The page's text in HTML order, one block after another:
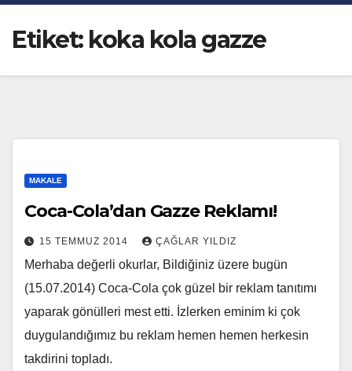
Etiket: koka kola gazze
MAKALE
Coca-Cola’dan Gazze Reklamı!
15 TEMMUZ 2014 ÇAĞLAR YILDIZ
Merhaba değerli okurlar, Bildiğiniz üzere bugün
(15.07.2014) Coca-Cola çok güzel bir reklam tanıtımı
yaparak gönülleri mest etti. İzlerken eminim ki çok
duygulandığımız bu reklam hemen hemen herkesin
takdirini topladı.